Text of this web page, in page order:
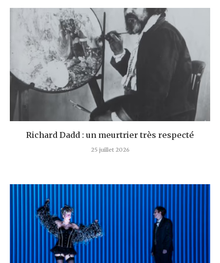
Richard Dadd : un meurtrier très respecté
25 juillet 2026